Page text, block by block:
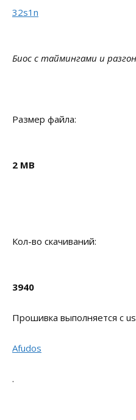
32s1n
Биос с таймингами и
Размер файла:
2 MB
Кол-во скачиваний:
3940
Прошивка выполняется с
Afudos
.